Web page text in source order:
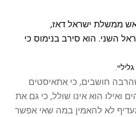
ראש ממשלת ישראל דאז,
השני. הוא סירב בנימוס כי
חושבים, כי אתאיסטים
ואילו הוא אינו שולל, כי גם את
לא להאמין במה שאי אפשר